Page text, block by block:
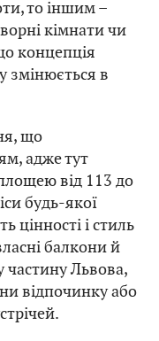
то іншим –
кімнати чи
концепція
змінюється в
що
адже тут
від 113 до
будь-якої
цінності і стиль
балкони й
частину Львова,
відпочинку або